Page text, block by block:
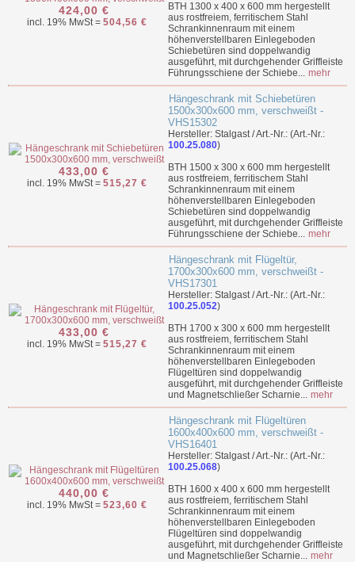
424,00 €
incl. 19% MwSt = 504,56 €
BTH 1300 x 400 x 600 mm hergestellt
aus rostfreiem, ferritischem Stahl
Schrankinnenraum mit einem
höhenverstellbaren Einlegeboden
Schiebetüren sind doppelwandig
ausgeführt, mit durchgehender Griffleiste
Führungsschiene der Schiebe... mehr
433,00 €
incl. 19% MwSt = 515,27 €
Hängeschrank mit Schiebetüren
1500x300x600 mm, verschweißt -
VHS15302
Hersteller: Stalgast / Art.-Nr.: (Art.-Nr.:
100.25.080)
BTH 1500 x 300 x 600 mm hergestellt
aus rostfreiem, ferritischem Stahl
Schrankinnenraum mit einem
höhenverstellbaren Einlegeboden
Schiebetüren sind doppelwandig
ausgeführt, mit durchgehender Griffleiste
Führungsschiene der Schiebe... mehr
433,00 €
incl. 19% MwSt = 515,27 €
Hängeschrank mit Flügeltür,
1700x300x600 mm, verschweißt -
VHS17301
Hersteller: Stalgast / Art.-Nr.: (Art.-Nr.:
100.25.052)
BTH 1700 x 300 x 600 mm hergestellt
aus rostfreiem, ferritischem Stahl
Schrankinnenraum mit einem
höhenverstellbaren Einlegeboden
Flügeltüren sind doppelwandig
ausgeführt, mit durchgehender Griffleiste
und Magnetschließer Scharnie... mehr
440,00 €
incl. 19% MwSt = 523,60 €
Hängeschrank mit Flügeltüren
1600x400x600 mm, verschweißt -
VHS16401
Hersteller: Stalgast / Art.-Nr.: (Art.-Nr.:
100.25.068)
BTH 1600 x 400 x 600 mm hergestellt
aus rostfreiem, ferritischem Stahl
Schrankinnenraum mit einem
höhenverstellbaren Einlegeboden
Flügeltüren sind doppelwandig
ausgeführt, mit durchgehender Griffleiste
und Magnetschließer Scharnie... mehr